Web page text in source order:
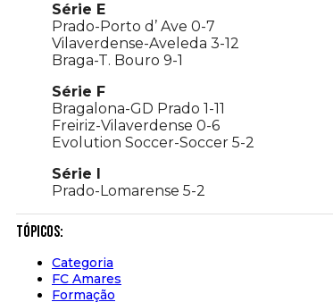
Série E
Prado-Porto d’ Ave 0-7
Vilaverdense-Aveleda 3-12
Braga-T. Bouro 9-1
Série F
Bragalona-GD Prado 1-11
Freiriz-Vilaverdense 0-6
Evolution Soccer-Soccer 5-2
Série I
Prado-Lomarense 5-2
Tópicos:
Categoria
FC Amares
Formação